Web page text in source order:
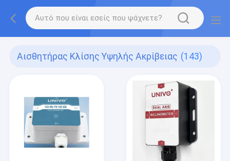
Αισθητήρας Κλίσης Υψηλής Ακρίβειας (143)